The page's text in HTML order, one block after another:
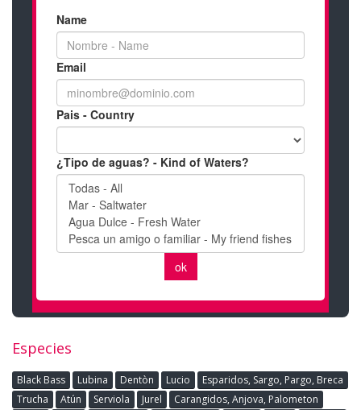
Especies
Black Bass Lubina Dentòn Lucio
Esparidos, Sargo, Pargo, Breca
Trucha
Atún Serviola Jurel
Carangidos, Anjova, Palometon